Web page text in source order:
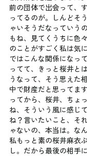
前の団体で出会って、
ってるのが。しんどそ
ゃいそうだなっていう
もね、見てくうちに色
のことがすごく私は気
ではこんな関係になっ
ってて、きっと桜井と
うなって、そう思えた
中で財産だと思ってま
ってから、桜井、ちょ
ね、そういう風に感じ
ね？言いたいこと、そ
ゃないの、本当は。な
私もっと素の桜井麻衣
し。だから最後の相手